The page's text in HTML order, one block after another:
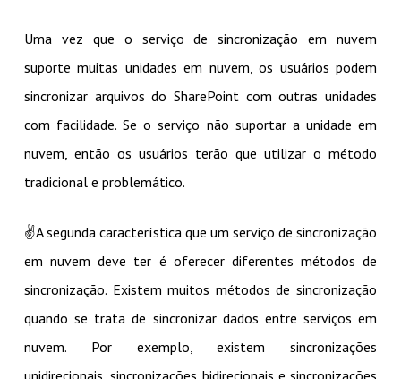
Uma vez que o serviço de sincronização em nuvem
suporte muitas unidades em nuvem, os usuários podem
sincronizar arquivos do SharePoint com outras unidades
com facilidade. Se o serviço não suportar a unidade em
nuvem, então os usuários terão que utilizar o método
tradicional e problemático.
✌A segunda característica que um serviço de sincronização
em nuvem deve ter é oferecer diferentes métodos de
sincronização. Existem muitos métodos de sincronização
quando se trata de sincronizar dados entre serviços em
nuvem. Por exemplo, existem sincronizações